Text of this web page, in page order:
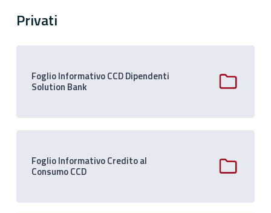
Privati
Foglio Informativo CCD Dipendenti
Solution Bank
Foglio Informativo Credito al
Consumo CCD